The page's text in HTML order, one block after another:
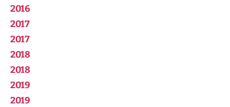
2016
2017
2017
2018
2018
2019
2019